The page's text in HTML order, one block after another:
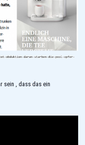
sein , dass das ein